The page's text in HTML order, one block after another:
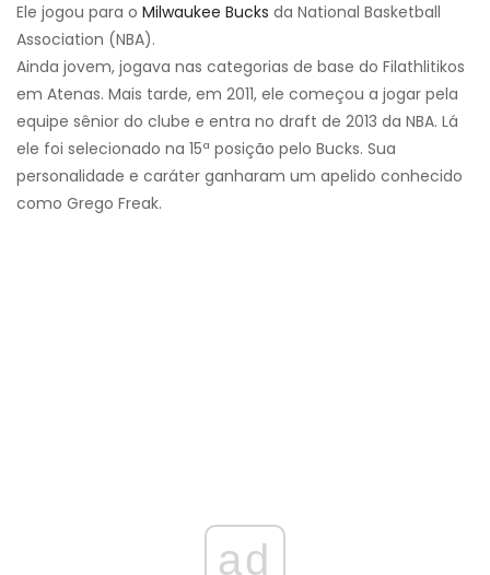
Ele jogou para o Milwaukee Bucks da National Basketball
Association (NBA).
Ainda jovem, jogava nas categorias de base do Filathlitikos
em Atenas. Mais tarde, em 2011, ele começou a jogar pela
equipe sênior do clube e entra no draft de 2013 da NBA. Lá
ele foi selecionado na 15ª posição pelo Bucks. Sua
personalidade e caráter ganharam um apelido conhecido
como Grego Freak.
ad